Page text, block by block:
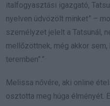
italfogyasztási igazgató,
nyelven üdvözölt minket” –
személyzet jelelt a Tatsunál,
mellőzöttnek, még akkor
teremben”.”
Melissa nővére, aki online
osztotta meg húga élményét.